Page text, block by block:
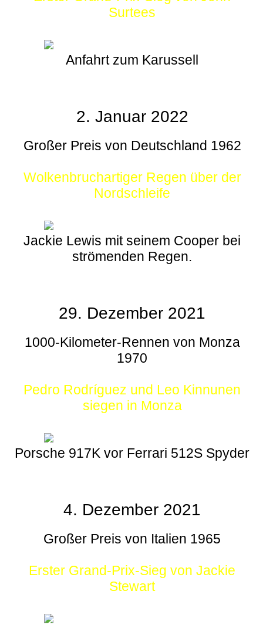
Surtees
Anfahrt zum Karussell
2. Januar 2022
Großer Preis von Deutschland 1962
Wolkenbruchartiger Regen über der
Nordschleife
Jackie Lewis mit seinem Cooper bei
strömenden Regen.
29. Dezember 2021
1000-Kilometer-Rennen von Monza
1970
Pedro Rodríguez und Leo Kinnunen
siegen in Monza
Porsche 917K vor Ferrari 512S Spyder
4. Dezember 2021
Großer Preis von Italien 1965
Erster Grand-Prix-Sieg von Jackie
Stewart